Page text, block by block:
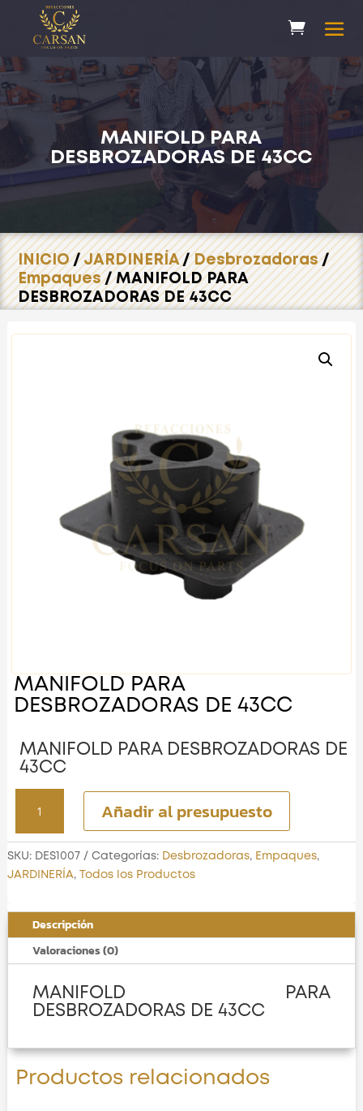
MANIFOLD PARA
DESBROZADORAS DE 43CC
INICIO/JARDINERÍA/Desbrozadoras/
Empaques/ MANIFOLD PARA
DESBROZADORAS DE 43CC
MANIFOLD PARA
DESBROZADORAS DE 43CC
MANIFOLD PARA DESBROZADORAS DE
43CC
PARA
DESBROZADORAS
DE
43CC
Añadir al presupuesto
SKU: DES1007 Categorías: Desbrozadoras, Empaques,
JARDINERÍA, Todos los Productos
Descripción
Valoraciones (0)
MANIFOLD PARA
DESBROZADORAS DE 43CC
Productos relacionados